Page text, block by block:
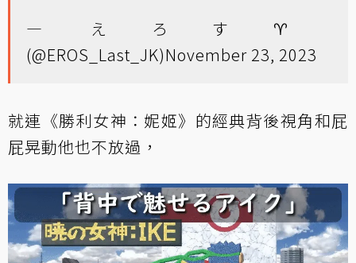
— えろす♈️
(@EROS_Last_JK)November 23, 2023
就連《勝利女神：妮姬》的經典背後視角和屁
屁晃動他也不放過，